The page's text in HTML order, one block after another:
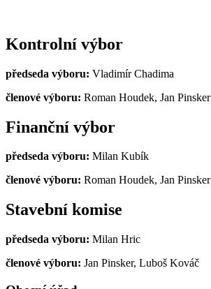
Kontrolní výbor
předseda výboru: Vladimír Chadima
členové výboru: Roman Houdek, Jan Pinsker
Finanční výbor
předseda výboru: Milan Kubík
členové výboru: Roman Houdek, Jan Pinsker
Stavební komise
předseda výboru: Milan Hric
členové výboru: Jan Pinsker, Luboš Kováč